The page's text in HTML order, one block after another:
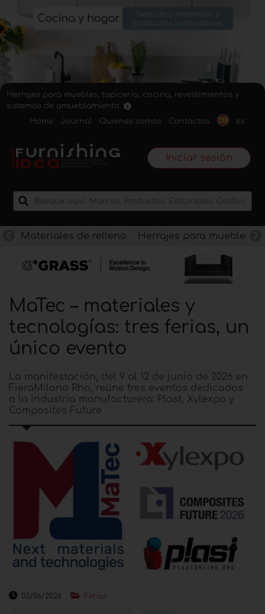
Herrajes para muebles, tapicería, cocina, revestimientos y
sistemas de amueblamiento.
Home
Journal Quienes somos Contactos es
Iniciar sesión
Materiales de relleno Herrajes para muebles
MaTec – materiales y
tecnologías: tres ferias, un
único evento
La manifestación, del 9 al 12 de junio de 2026 en
FieraMilano Rho, reúne tres eventos dedicados
a la industria manufacturera: Plast, Xylexpo y
Composites Future
03/06/2026 Ferias